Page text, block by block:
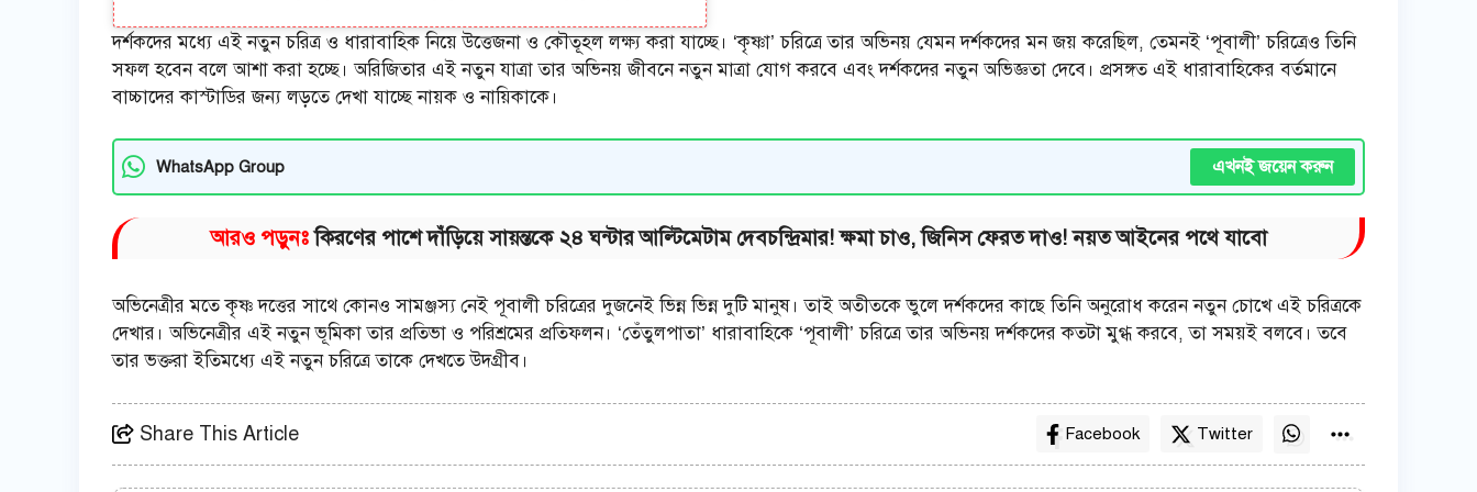
দর্শকদের মধ্যে এই নতুন চরিত্র ও ধারাবাহিক নিয়ে উত্তেজনা ও কৌতূহল লক্ষ্য করা যাচ্ছে। ‘কৃষ্ণা’ চরিত্রে তার অভিনয় যেমন দর্শকদের মন জয় করেছিল, তেমনই ‘পূবালী’ চরিত্রেও তিনি
সফল হবেন বলে আশা করা হচ্ছে। অরিজিতার এই নতুন যাত্রা তার অভিনয় জীবনে নতুন মাত্রা যোগ করবে এবং দর্শকদের নতুন অভিজ্ঞতা দেবে। প্রসঙ্গত এই ধারাবাহিকের বর্তমানে
বাচ্চাদের কাস্টাডির জন্য লড়তে দেখা যাচ্ছে নায়ক ও নায়িকাকে।
WhatsApp Group এখনই জয়েন করুন
আরও পড়ুনঃকিরণের পাশে দাঁড়িয়ে সায়ন্তকে ২৪ ঘন্টার আল্টিমেটাম দেবচন্দ্রিমার! ক্ষমা চাও, জিনিস ফেরত দাও! নয়ত আইনের পথে যাবো
অভিনেত্রীর মতে কৃষ্ণ দত্তের সাথে কোনও সামঞ্জস্য নেই পূবালী চরিত্রের দুজনেই ভিন্ন ভিন্ন দুটি মানুষ। তাই অতীতকে ভুলে দর্শকদের কাছে তিনি অনুরোধ করেন নতুন চোখে এই চরিত্রকে
দেখার। অভিনেত্রীর এই নতুন ভূমিকা তার প্রতিভা ও পরিশ্রমের প্রতিফলন। ‘তেঁতুলপাতা’ ধারাবাহিকে ‘পূবালী’ চরিত্রে তার অভিনয় দর্শকদের কতটা মুগ্ধ করবে, তা সময়ই বলবে। তবে
তার ভক্তরা ইতিমধ্যে এই নতুন চরিত্রে তাকে দেখতে উদগ্রীব।
Share This Article Facebook Twitter